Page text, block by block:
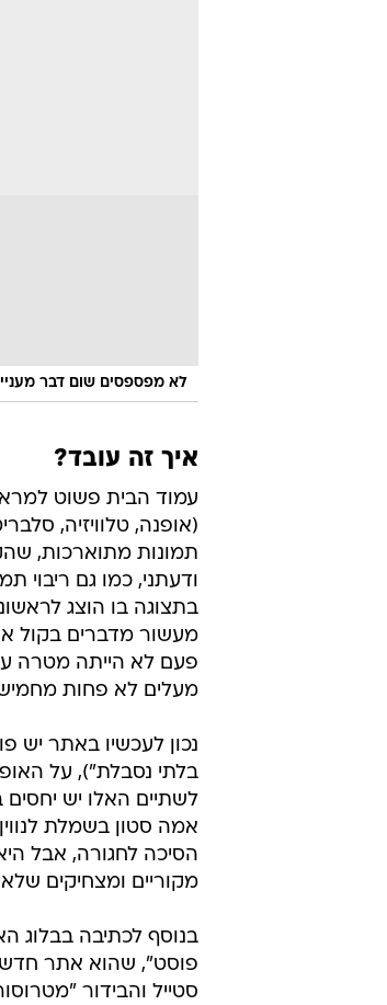
לא מפספסים שום דבר
איך זה עובד?
עמוד הבית פשוט
תמונות מתוארכות,
ודעתני, כמו גם ריבוי
בתצוגה בו הוצג
מעשור מדברים בקול
פעם לא הייתה מטרה
מעלים לא פחות
נכון לעכשיו באתר יש
בלתי נסבלת"), על
לשתיים האלו יש
הסיכה לחגורה, אבל
מקוריים ומצחיקים
בנוסף לכתיבה בבלוג
פוסט", שהוא אתר חדשות